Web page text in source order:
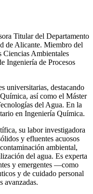
Titular del Departamento
de Alicante. Miembro del
Ambientales
Ingeniería de Procesos
universitarias, destacando
así como el Máster
del Agua. En la
en Ingeniería Química.
su labor investigadora
y efluentes acuosos
ambiental,
del agua. Es experta
y emergentes —como
y de cuidado personal
avanzadas.